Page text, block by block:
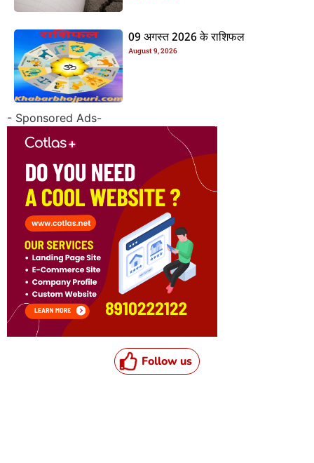
09 अगस्त 2026 के राशिफल
August 9, 2026
- Sponsored Ads-
Follow us